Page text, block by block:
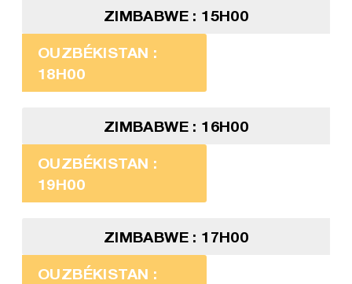
ZIMBABWE : 15H00
OUZBÉKISTAN :
18H00
ZIMBABWE : 16H00
OUZBÉKISTAN :
19H00
ZIMBABWE : 17H00
OUZBÉKISTAN :